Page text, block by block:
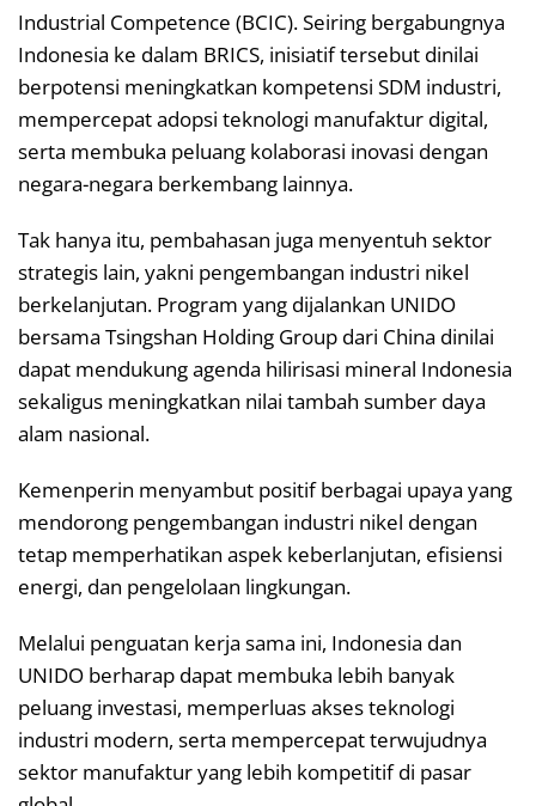
Industrial Competence (BCIC). Seiring bergabungnya
Indonesia ke dalam BRICS, inisiatif tersebut dinilai
berpotensi meningkatkan kompetensi SDM industri,
mempercepat adopsi teknologi manufaktur digital,
serta membuka peluang kolaborasi inovasi dengan
negara-negara berkembang lainnya.
Tak hanya itu, pembahasan juga menyentuh sektor
strategis lain, yakni pengembangan industri nikel
berkelanjutan. Program yang dijalankan UNIDO
bersama Tsingshan Holding Group dari China dinilai
dapat mendukung agenda hilirisasi mineral Indonesia
sekaligus meningkatkan nilai tambah sumber daya
alam nasional.
Kemenperin menyambut positif berbagai upaya yang
mendorong pengembangan industri nikel dengan
tetap memperhatikan aspek keberlanjutan, efisiensi
energi, dan pengelolaan lingkungan.
Melalui penguatan kerja sama ini, Indonesia dan
UNIDO berharap dapat membuka lebih banyak
peluang investasi, memperluas akses teknologi
industri modern, serta mempercepat terwujudnya
sektor manufaktur yang lebih kompetitif di pasar